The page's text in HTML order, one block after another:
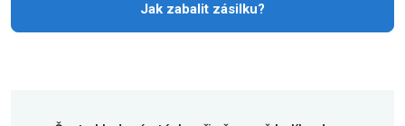
Jak zabalit zásilku?